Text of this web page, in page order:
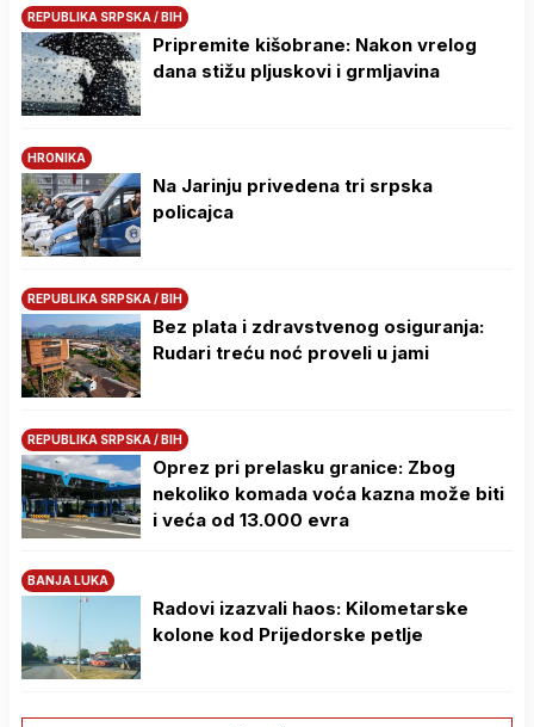
REPUBLIKA SRPSKA / BIH
Pripremite kišobrane: Nakon vrelog
dana stižu pljuskovi i grmljavina
HRONIKA
Na Јarinju privedena tri srpska
policajca
REPUBLIKA SRPSKA / BIH
Bez plata i zdravstvenog osiguranja:
Rudari treću noć proveli u jami
REPUBLIKA SRPSKA / BIH
Oprez pri prelasku granice: Zbog
nekoliko komada voća kazna može biti
i veća od 13.000 evra
BANJA LUKA
Radovi izazvali haos: Kilometarske
kolone kod Prijedorske petlje